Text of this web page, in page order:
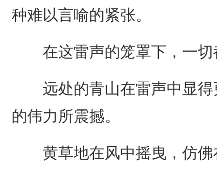
种难以言喻的紧张。
在这雷声的笼罩下，一切
远处的青山在雷声中显得
的伟力所震撼。
黄草地在风中摇曳，仿佛